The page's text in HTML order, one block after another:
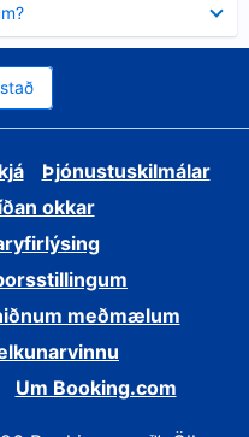
Þjónustuskilmálar
okkar
meðmælum
Um Booking.com